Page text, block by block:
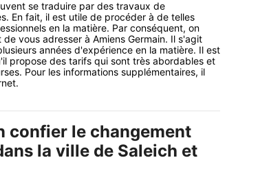
se traduire par des travaux de
En fait, il est utile de procéder à de telles
en la matière. Par conséquent, on
vous adresser à Amiens Germain. Il s'agit
années d'expérience en la matière. Il est
propose des tarifs qui sont très abordables et
Pour les informations supplémentaires, il
confier le changement
la ville de Saleich et